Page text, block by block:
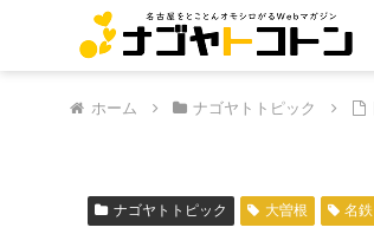
ホーム ナゴヤトトピック
ナゴヤトトピック 大曽根 名鉄